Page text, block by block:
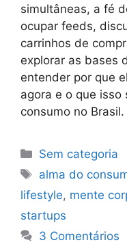
simultâneas, a fé
ocupar feeds,
carrinhos de
explorar as bases
entender por que
agora e o que
consumo no Brasil.
Categorias
Sem categoria
Tags
alma do
lifestyle, mente
startups
3 Comentários